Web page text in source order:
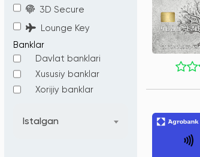
3D Secure
Lounge Key
Banklar
Davlat banklari
Xususiy banklar
Xorijiy banklar
Istalgan